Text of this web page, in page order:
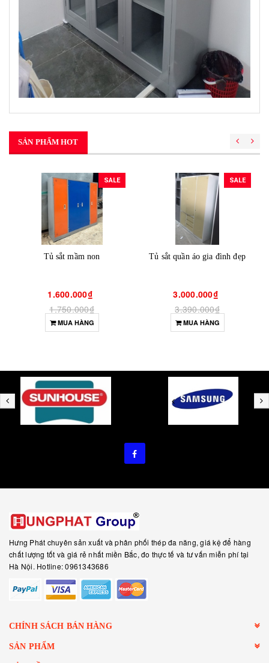
SẢN PHẨM HOT
SALE
Tủ sắt mầm non
1.600.000₫
1.750.000₫
MUA HÀNG
SALE
Tủ sắt quần áo gia đình đẹp
3.000.000₫
3.390.000₫
MUA HÀNG
Hưng Phát chuyên sản xuất và phân phối thép đa năng, giá kệ để hàng
chất lượng tốt và giá rẻ nhất miền Bắc, đo thực tế và tư vấn miễn phí tại
Hà Nội. Hotline: 0961343686
CHÍNH SÁCH BÁN HÀNG
SẢN PHẨM